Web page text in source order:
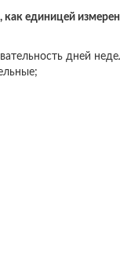
как единицей
дней